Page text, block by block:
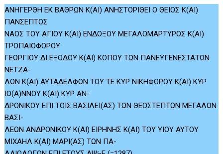
ΑΝΗΓΕΡΘΗ ΕΚ ΒΑΘΡΩΝ Κ(ΑΙ) ΑΝΗΣΤΟΡΙΘΕΙ Ο ΘΕΙΟΣ Κ(ΑΙ)
ΠΑΝΣΕΠΤΟΣ
ΝΑΟΣ ΤΟΥ ΑΓΙΟΥ Κ(ΑΙ) ΕΝΔΟΞΟΥ ΜΕΓΑΛΟΜΑΡΤΥΡΟΣ Κ(ΑΙ)
ΤΡΟΠΑΙΟΦΟΡΟΥ
ΓΕΩΡΓΙΟΥ ΔΙ ΕΞΟΔΟΥ Κ(ΑΙ) ΚΟΠΟΥ ΤΩΝ ΠΑΝΕΥΓΕΝΕΣΤΑΤΩΝ
ΝΕΤΖΑ-
ΛΩΝ Κ(ΑΙ) ΑΥΤΑΔΕΛΦΩΝ ΤΟΥ ΤΕ ΚΥΡ ΝΙΚΗΦΟΡΟΥ Κ(ΑΙ) ΚΥΡ
ΙΩ(Α)ΝΝΟΥ Κ(ΑΙ) ΚΥΡ ΑΝ-
ΔΡΟΝΙΚΟΥ ΕΠΙ ΤΟΙΣ ΒΑΣΙΛΕΙ(ΑΣ) ΤΩΝ ΘΕΟΣΤΕΠΤΩΝ ΜΕΓΑΛΩΝ
ΒΑΣΙ-
ΛΕΩΝ ΑΝΔΡΟΝΙΚΟΥ Κ(ΑΙ) ΕΙΡΗΝΗΣ Κ(ΑΙ) ΤΟΥ ΥΙΟΥ ΑΥΤΟΥ
ΜΙΧΑΗΛ Κ(ΑΙ) ΜΑΡΙ(ΑΣ) ΤΩΝ ΠΑ-